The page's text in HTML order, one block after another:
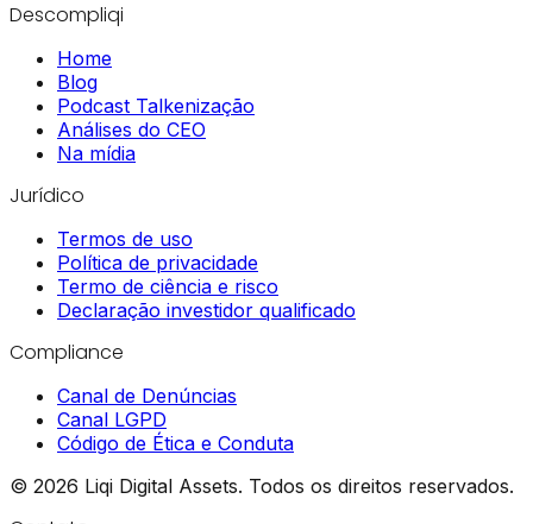
Descompliqi
Home
Blog
Podcast Talkenização
Análises do CEO
Na mídia
Jurídico
Termos de uso
Política de privacidade
Termo de ciência e risco
Declaração investidor qualificado
Compliance
Canal de Denúncias
Canal LGPD
Código de Ética e Conduta
© 2026 Liqi Digital Assets. Todos os direitos reservados.